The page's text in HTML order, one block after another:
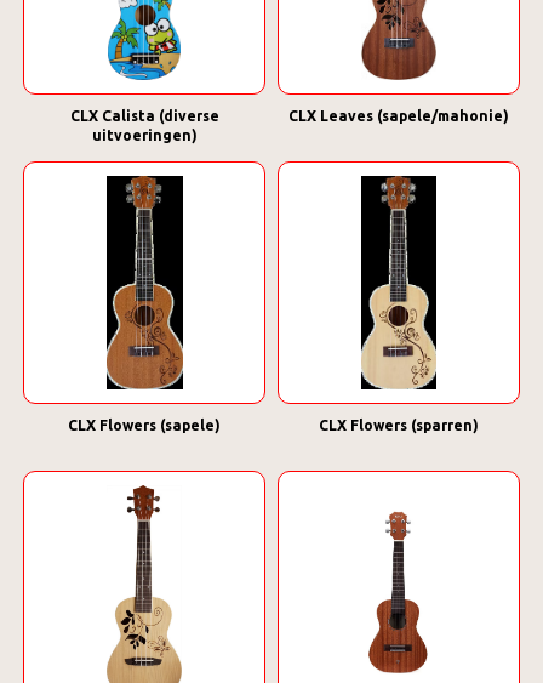
CLX Calista (diverse
uitvoeringen)
CLX Leaves (sapele/mahonie)
CLX Flowers (sapele) CLX Flowers (sparren)